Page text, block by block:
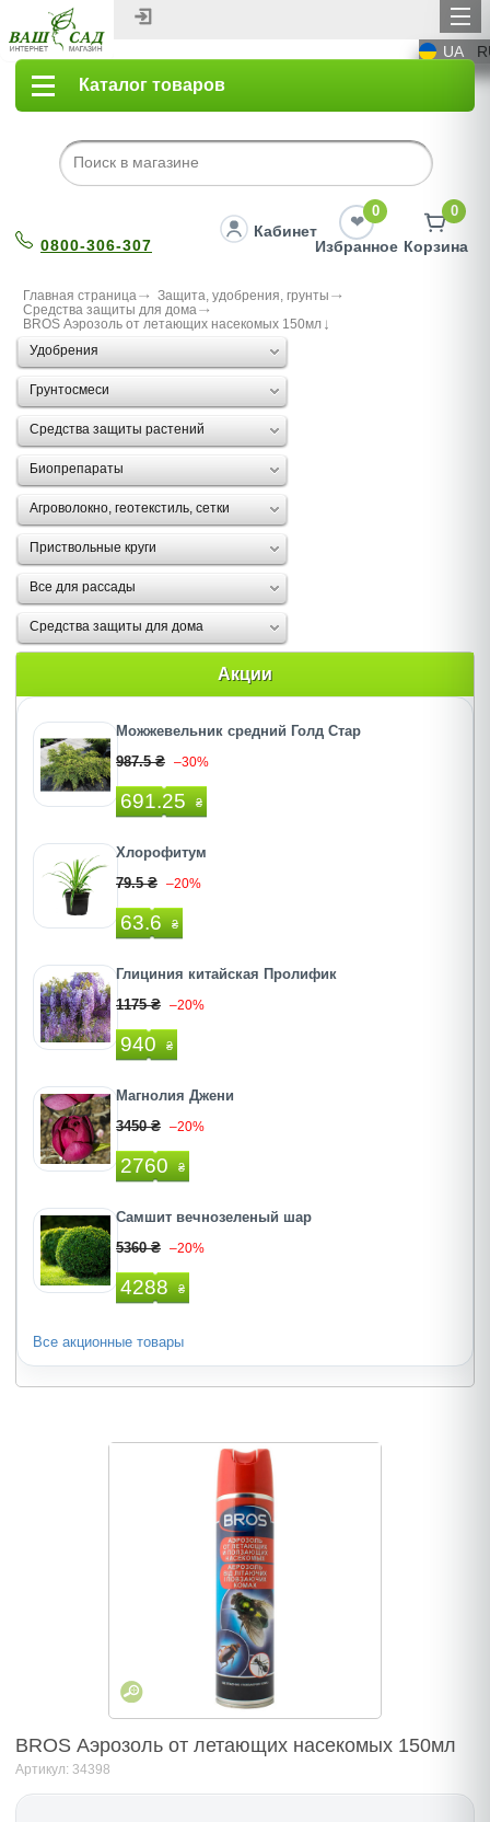
UA
Каталог товаров
0800-306-307
Кабинет
0
Избранное
0
Корзина
Главная страница
Защита, удобрения, грунты
Средства защиты для дома
BROS Аэрозоль от летающих насекомых 150мл
Удобрения
Грунтосмеси
Средства защиты растений
Биопрепараты
Агроволокно, геотекстиль, сетки
Приствольные круги
Все для рассады
Средства защиты для дома
Акции
Можжевельник средний Голд Стар
987.5 ₴ –30%
691.25 ₴
Хлорофитум
79.5 ₴ –20%
63.6 ₴
Глициния китайская Пролифик
1175 ₴ –20%
940 ₴
Магнолия Джени
3450 ₴ –20%
2760 ₴
Самшит вечнозеленый шар
5360 ₴ –20%
4288 ₴
Все акционные товары
BROS Аэрозоль от летающих насекомых 150мл
Артикул: 34398